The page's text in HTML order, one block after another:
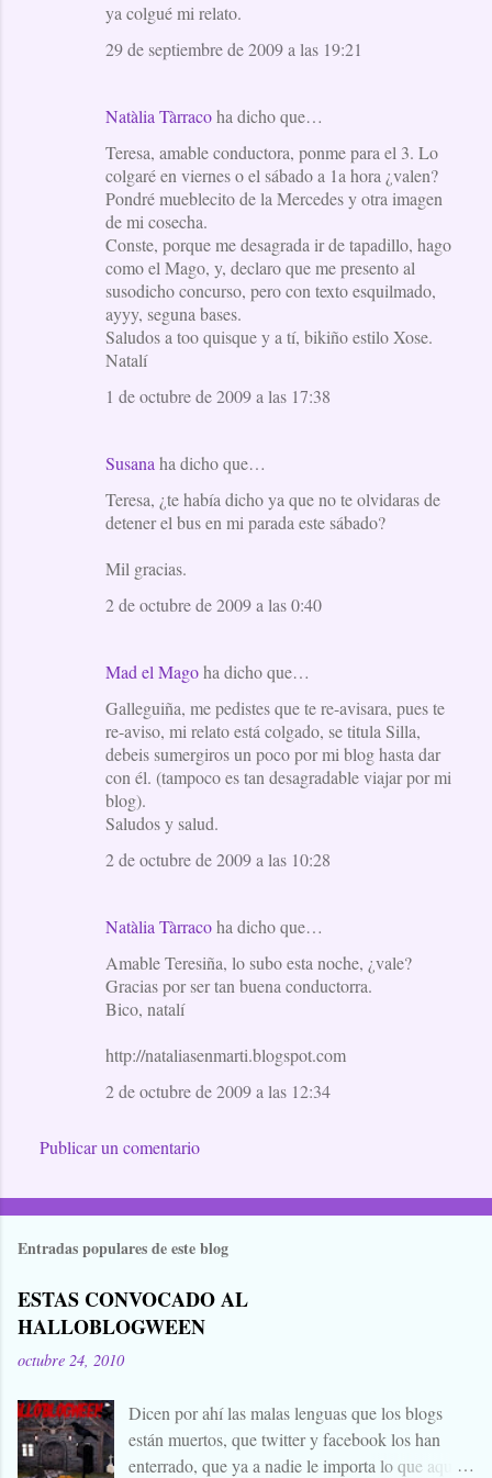
ya colgué mi relato.
29 de septiembre de 2009 a las 19:21
Natàlia Tàrracoha dicho que…
Teresa, amable conductora, ponme para el 3. Lo
colgaré en viernes o el sábado a 1a hora ¿valen?
Pondré mueblecito de la Mercedes y otra imagen
de mi cosecha.
Conste, porque me desagrada ir de tapadillo, hago
como el Mago, y, declaro que me presento al
susodicho concurso, pero con texto esquilmado,
ayyy, seguna bases.
Saludos a too quisque y a tí, bikiño estilo Xose.
Natalí
1 de octubre de 2009 a las 17:38
Susana ha dicho que…
Teresa, ¿te había dicho ya que no te olvidaras de
detener el bus en mi parada este sábado?
Mil gracias.
2 de octubre de 2009 a las 0:40
Mad el Magoha dicho que…
Galleguiña, me pedistes que te re-avisara, pues te
re-aviso, mi relato está colgado, se titula Silla,
debeis sumergiros un poco por mi blog hasta dar
con él. (tampoco es tan desagradable viajar por mi
blog).
Saludos y salud.
2 de octubre de 2009 a las 10:28
Natàlia Tàrracoha dicho que…
Amable Teresiña, lo subo esta noche, ¿vale?
Gracias por ser tan buena conductorra.
Bico, natalí
http://nataliasenmarti.blogspot.com
2 de octubre de 2009 a las 12:34
Publicar un comentario
Entradas populares de este blog
ESTAS CONVOCADO AL
HALLOBLOGWEEN
octubre 24, 2010
Dicen por ahí las malas lenguas que los blogs
están muertos, que twitter y facebook los han
enterrado, que ya a nadie le importa lo que aquí